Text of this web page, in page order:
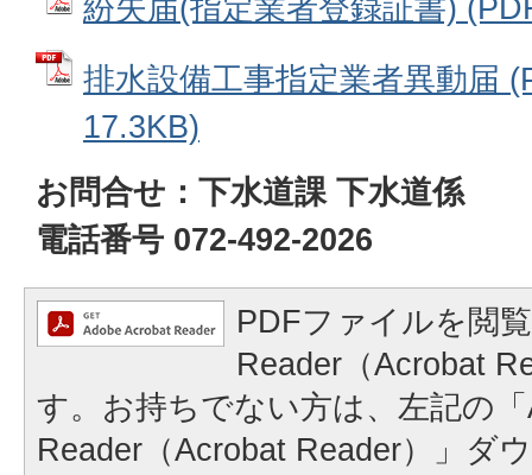
紛失届(指定業者登録証書)
排水設備工事指定業者異動届
17.3KB)
お問合せ：下水道課 下水道係
電話番号 072-492-2026
PDFファイルを閲
Reader（Acrobat
す。お持ちでない方は、左記の
Reader（Acrobat Reader）」ダ